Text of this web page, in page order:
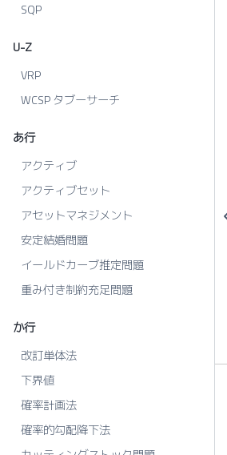
SQP
U-Z
VRP
WCSP タブーサーチ
あ行
アクティブ
アクティブセット
アセットマネジメント
安定結婚問題
イールドカーブ推定問題
重み付き制約充足問題
か行
改訂単体法
下界値
確率計画法
確率的勾配降下法